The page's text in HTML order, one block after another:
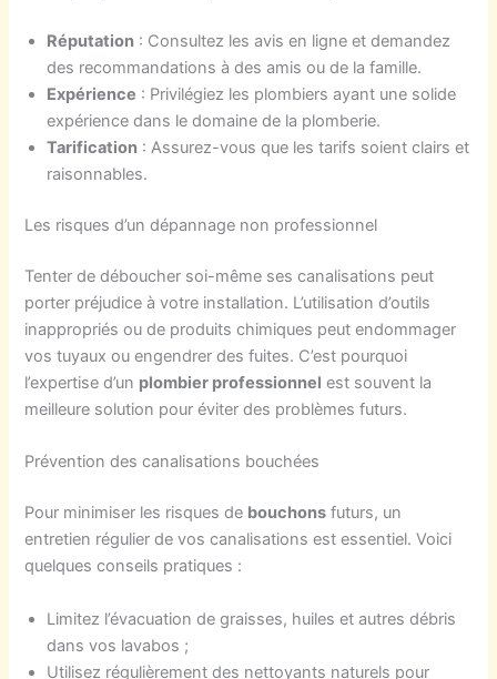
Réputation : Consultez les avis en ligne et demandez
des recommandations à des amis ou de la famille.
Expérience : Privilégiez les plombiers ayant une solide
expérience dans le domaine de la plomberie.
Tarification : Assurez-vous que les tarifs soient clairs et
raisonnables.
Les risques d’un dépannage non professionnel
Tenter de déboucher soi-même ses canalisations peut
porter préjudice à votre installation. L’utilisation d’outils
inappropriés ou de produits chimiques peut endommager
vos tuyaux ou engendrer des fuites. C’est pourquoi
l’expertise d’un plombier professionnel est souvent la
meilleure solution pour éviter des problèmes futurs.
Prévention des canalisations bouchées
Pour minimiser les risques de bouchons futurs, un
entretien régulier de vos canalisations est essentiel. Voici
quelques conseils pratiques :
Limitez l’évacuation de graisses, huiles et autres débris
dans vos lavabos ;
Utilisez régulièrement des nettoyants naturels pour